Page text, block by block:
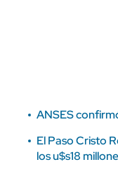
ANSES
El Paso Cristo
los u$s18